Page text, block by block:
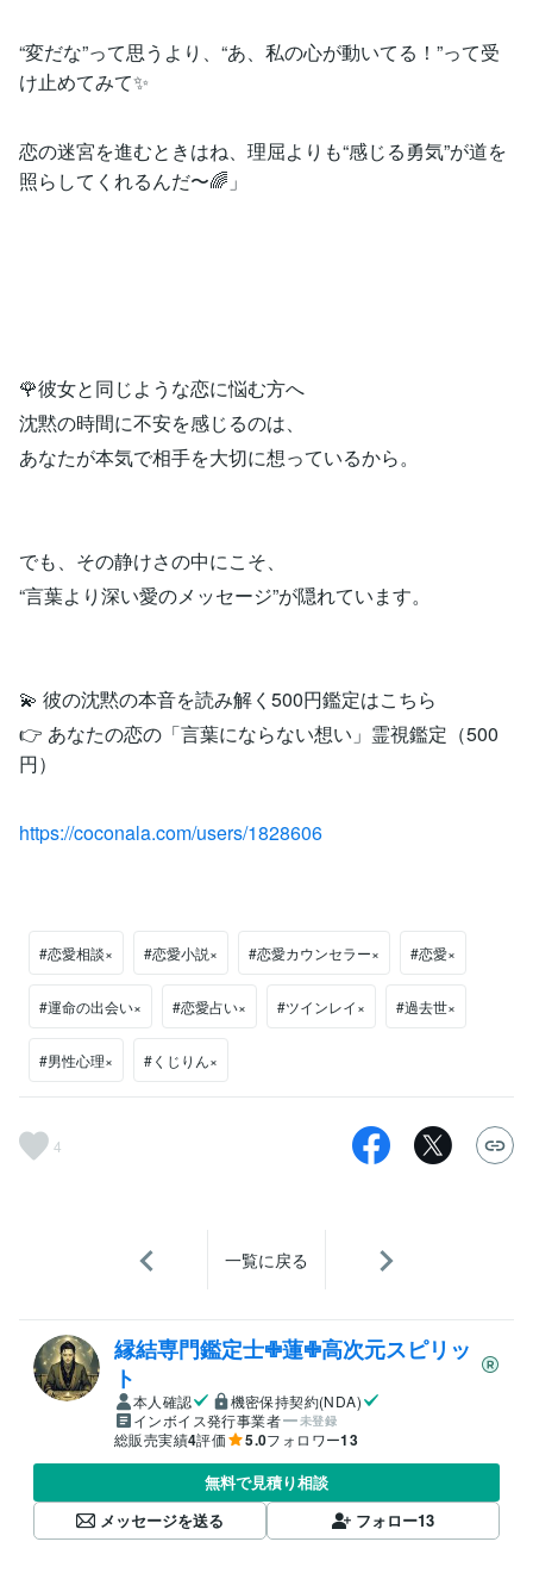
“変だな”って思うより、“あ、私の心が動いてる！”って受
け止めてみて✨
恋の迷宮を進むときはね、理屈よりも“感じる勇気”が道を
照らしてくれるんだ〜🌈」
🌹彼女と同じような恋に悩む方へ
沈黙の時間に不安を感じるのは、
あなたが本気で相手を大切に想っているから。
でも、その静けさの中にこそ、
“言葉より深い愛のメッセージ”が隠れています。
💫 彼の沈黙の本音を読み解く500円鑑定はこちら
👉 あなたの恋の「言葉にならない想い」霊視鑑定（500
円）
https://coconala.com/users/1828606
#恋愛相談× #恋愛小説× #恋愛カウンセラー× #恋愛×
#運命の出会い× #恋愛占い× #ツインレイ× #過去世×
#男性心理× #くじりん×
4
一覧に戻る
縁結専門鑑定士✙蓮✙高次元スピリッ
ト
本人確認
機密保持契約(NDA)
インボイス発行事業者
未登録
総販売実績4評価 5.0フォロワー13
無料で見積り相談
メッセージを送る
フォロー13